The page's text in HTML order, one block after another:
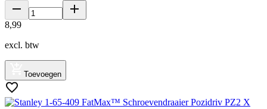
8,99
excl. btw
Toevoegen